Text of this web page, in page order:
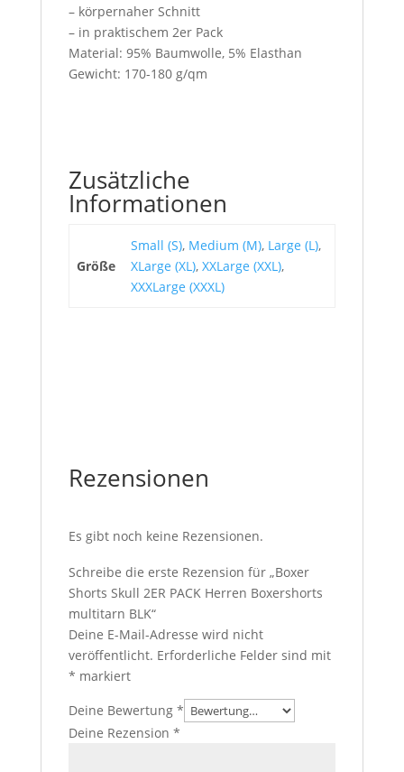
– körpernaher Schnitt
– in praktischem 2er Pack
Material: 95% Baumwolle, 5% Elasthan
Gewicht: 170-180 g/qm
Zusätzliche
Informationen
Größe
Small (S), Medium (M), Large (L),
XLarge (XL), XXLarge (XXL),
XXXLarge (XXXL)
Rezensionen
Es gibt noch keine Rezensionen.
Schreibe die erste Rezension für „Boxer
Shorts Skull 2ER PACK Herren Boxershorts
multitarn BLK“
Deine E-Mail-Adresse wird nicht
veröffentlicht. Erforderliche Felder sind mit
* markiert
Deine Bewertung *
Deine Rezension *